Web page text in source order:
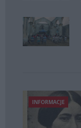
INFORMACJE